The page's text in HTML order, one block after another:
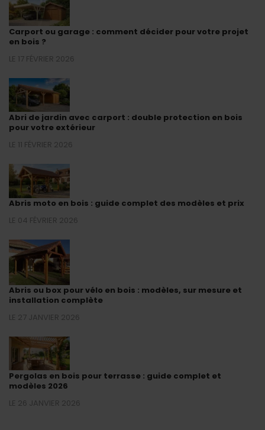
Carport ou garage : comment décider pour votre projet
en bois ?
LE 17 FÉVRIER 2026
Abri de jardin avec carport : double protection en bois
pour votre extérieur
LE 11 FÉVRIER 2026
Abris moto en bois : guide complet des modèles et prix
LE 04 FÉVRIER 2026
Abris ou box pour vélo en bois : modèles, sur mesure et
installation complète
LE 27 JANVIER 2026
Pergolas en bois pour terrasse : guide complet et
modèles 2026
LE 26 JANVIER 2026